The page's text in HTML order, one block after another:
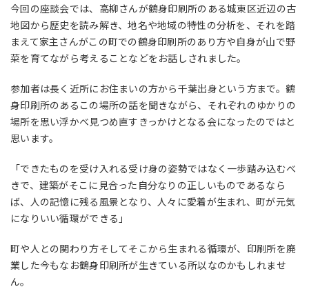
今回の座談会では、高柳さんが鶴身印刷所のある城東区近辺の古
地図から歴史を読み解き、地名や地域の特性の分析を、それを踏
まえて家主さんがこの町での鶴身印刷所のあり方や自身が山で野
菜を育てながら考えることなどをお話しされました。
参加者は長く近所にお住まいの方から千葉出身という方まで。鶴
身印刷所のあるこの場所の話を聞きながら、それぞれのゆかりの
場所を思い浮かべ見つめ直すきっかけとなる会になったのではと
思います。
「できたものを受け入れる受け身の姿勢ではなく一歩踏み込むべ
きで、建築がそこに見合った自分なりの正しいものであるなら
ば、人の記憶に残る風景となり、人々に愛着が生まれ、町が元気
になりいい循環ができる」
町や人との関わり方そしてそこから生まれる循環が、印刷所を廃
業した今もなお鶴身印刷所が生きている所以なのかもしれませ
ん。